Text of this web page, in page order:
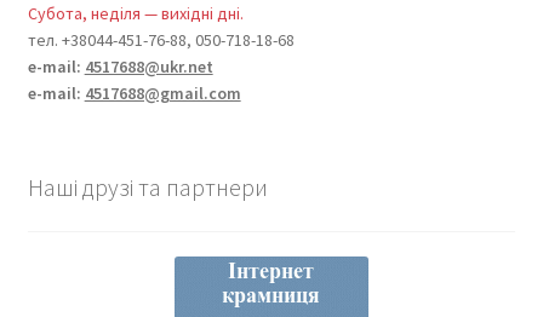
Субота, неділя — вихідні дні.
тел. +38044-451-76-88, 050-718-18-68
e-mail: 4517688@ukr.net
e-mail: 4517688@gmail.com
Наші друзі та партнери